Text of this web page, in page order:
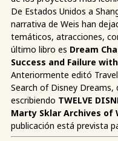
De Estados Unidos a
narrativa de Weis han
temáticos, atracciones,
último libro es Dream
Success and Failure
Anteriormente editó
Search of Disney
escribiendo TWELVE
Marty Sklar Archives of
publicación está prevista